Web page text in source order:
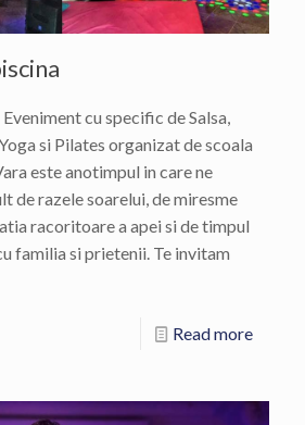
cu specific de Salsa,
si Pilates organizat de scoala
este anotimpul in care ne
de razele soarelui, de miresme
racoritoare a apei si de timpul
familia si prietenii. Te invitam
Read more